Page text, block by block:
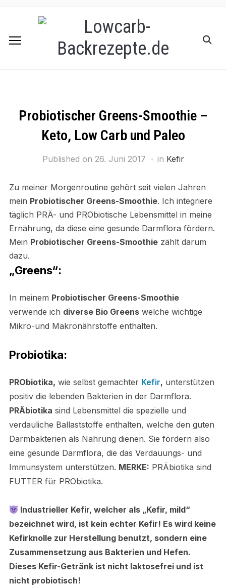
Probiotischer Greens-Smoothie –
Keto, Low Carb und Paleo
Published on 26. Juni 2017 in Kefir
Zu meiner Morgenroutine gehört seit vielen Jahren
mein Probiotischer Greens-Smoothie. Ich integriere
täglich PRÄ- und PRObiotische Lebensmittel in meine
Ernährung, da diese eine gesunde Darmflora fördern.
Mein Probiotischer Greens-Smoothiezählt darum
dazu.
„Greens“:
In meinem Probiotischer Greens-Smoothie
verwende ich diverse Bio Greenswelche wichtige
Mikro-und Makronährstoffe enthalten.
Probiotika:
PRObiotika, wie selbst gemachter Kefir, unterstützen
positiv die lebenden Bakterien in der Darmflora.
PRÄbiotika sind Lebensmittel die spezielle und
verdauliche Ballaststoffe enthalten, welche den guten
Darmbakterien als Nahrung dienen. Sie fördern also
eine gesunde Darmflora, die das Verdauungs- und
Immunsystem unterstützen. MERKE: PRÄbiotika sind
FUTTER für PRObiotika.
Industrieller Kefir, welcher als „Kefir, mild“
bezeichnet wird, ist kein echter Kefir! Es wird keine
Kefirknolle zur Herstellung benutzt, sondern eine
Zusammensetzung aus Bakterien und Hefen.
Dieses Kefir-Getränk ist nicht laktosefrei und ist
nicht probiotisch!